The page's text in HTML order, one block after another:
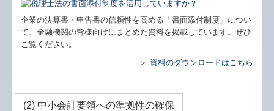
企業の決算書・申告書の信頼性を高める「書面添付制度」につい
て、金融機関の皆様向けにまとめた資料を掲載しています。ぜひ
ご覧ください。
＞ 資料のダウンロードはこちら
(2) 中小会計要領への準拠性の確保